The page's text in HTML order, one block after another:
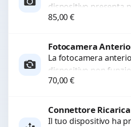
dispositivo presenta
Interveniamo per
funzionante,...
85,00€
Fotocamera
La fotocamera
dispositivo non
sostituiamo
a...
70,00€
Procedi
Connettore Ricarica
Il tuo dispositivo ha